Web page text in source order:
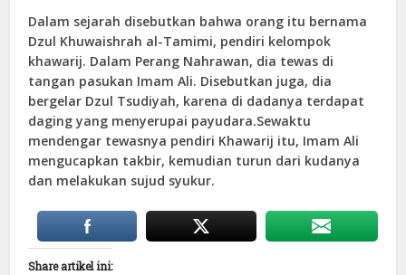
Dalam sejarah disebutkan bahwa orang itu bernama
Dzul Khuwaishrah al-Tamimi, pendiri kelompok
khawarij. Dalam Perang Nahrawan, dia tewas di
tangan pasukan Imam Ali. Disebutkan juga, dia
bergelar Dzul Tsudiyah, karena di dadanya terdapat
daging yang menyerupai payudara.Sewaktu
mendengar tewasnya pendiri Khawarij itu, Imam Ali
mengucapkan takbir, kemudian turun dari kudanya
dan melakukan sujud syukur.
Share artikel ini: